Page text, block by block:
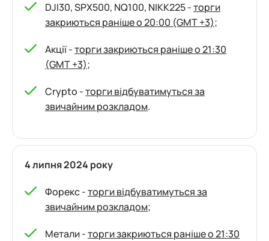
DJI30, SPX500, NQ100, NIKK225 -торги
закриються раніше о 20:00 (GMT +3);
Акції -торги закриються раніше о 21:30
(GMT +3);
Crypto -торги відбуватимуться за
звичайним розкладом.
4 липня 2024 року
Форекс -торги відбуватимуться за
звичайним розкладом;
Метали -торги закриються раніше о 21:30